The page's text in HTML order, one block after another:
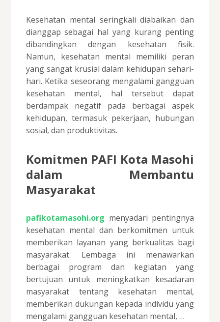
Kesehatan mental seringkali diabaikan dan
dianggap sebagai hal yang kurang penting
dibandingkan dengan kesehatan fisik.
Namun, kesehatan mental memiliki peran
yang sangat krusial dalam kehidupan sehari-
hari. Ketika seseorang mengalami gangguan
kesehatan mental, hal tersebut dapat
berdampak negatif pada berbagai aspek
kehidupan, termasuk pekerjaan, hubungan
sosial, dan produktivitas.
Komitmen PAFI Kota Masohi
dalam Membantu
Masyarakat
pafikotamasohi.org menyadari pentingnya
kesehatan mental dan berkomitmen untuk
memberikan layanan yang berkualitas bagi
masyarakat. Lembaga ini menawarkan
berbagai program dan kegiatan yang
bertujuan untuk meningkatkan kesadaran
masyarakat tentang kesehatan mental,
memberikan dukungan kepada individu yang
mengalami gangguan kesehatan mental, …